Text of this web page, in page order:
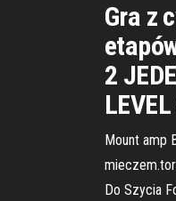
Gra z
2
Mount amp
Do Szycia